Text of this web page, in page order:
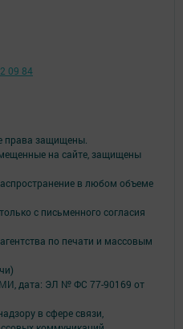
права защищены.
на сайте, защищены
в любом объеме
с письменного согласия
по печати и массовым
дата: ЭЛ № ФС 77-90169 от
в сфере связи,
09 84